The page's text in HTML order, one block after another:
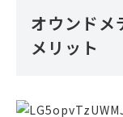
オウンドメ
メリット